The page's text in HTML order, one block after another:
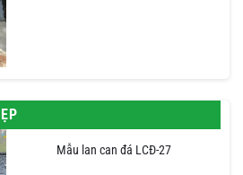
Mẫu lan can đá LCĐ-27